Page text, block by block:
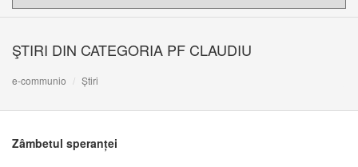
ŞTIRI DIN CATEGORIA PF CLAUDIU
e-communio Știri
Zâmbetul speranței